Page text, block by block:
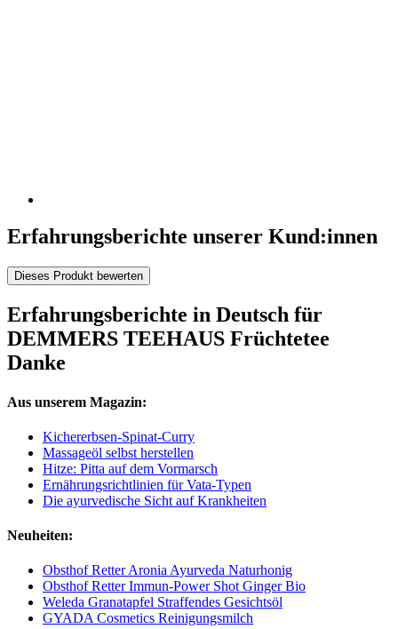
Erfahrungsberichte unserer Kund:innen
Dieses Produkt bewerten
Erfahrungsberichte in Deutsch für
DEMMERS TEEHAUS Früchtetee
Danke
Aus unserem Magazin:
Kichererbsen-Spinat-Curry
Massageöl selbst herstellen
Hitze: Pitta auf dem Vormarsch
Ernährungsrichtlinien für Vata-Typen
Die ayurvedische Sicht auf Krankheiten
Neuheiten:
Obsthof Retter Aronia Ayurveda Naturhonig
Obsthof Retter Immun-Power Shot Ginger Bio
Weleda Granatapfel Straffendes Gesichtsöl
GYADA Cosmetics Reinigungsmilch